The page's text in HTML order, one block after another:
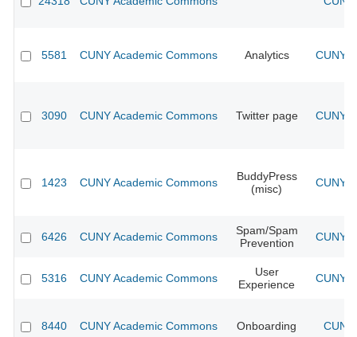
5581 CUNY Academic Commons Analytics CUNY
3090 CUNY Academic Commons Twitter page CUNY
1423 CUNY Academic Commons
BuddyPress
(misc)
CUNY
6426 CUNY Academic Commons
Spam/Spam
Prevention
CUNY
5316 CUNY Academic Commons
User
Experience
CUNY
8440 CUNY Academic Commons Onboarding